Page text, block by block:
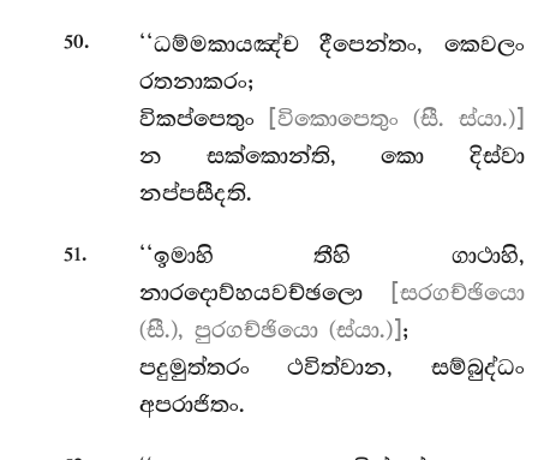
50. ‘‘ධම්මකායඤ්චදීපෙන්තං, කෙවලං
රතනාකරං;
විකප්පෙතුං
[විකොපෙතුං (සී. ස්යා.)]
න සක්කොන්ති, කො දිස්වා
නප්පසීදති.
51.
‘‘ඉමාහි තීහි ගාථාහි,
නාරදොව්හයවච්ඡලො
[සරගච්ඡියො
(සී.), පුරගච්ඡියො (ස්යා.)] ;
පදුමුත්තරං ථවිත්වාන, සම්බුද්ධං
අපරාජිතං.